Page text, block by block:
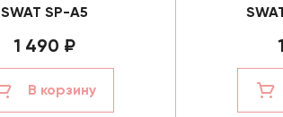
SWAT SP-A5
1 490 ₽
В корзину